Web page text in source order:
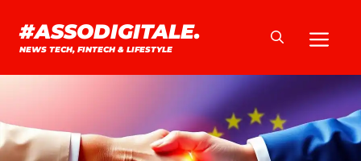
contenuto
#ASSODIGITALE.
NEWS TECH, FINTECH & LIFESTYLE